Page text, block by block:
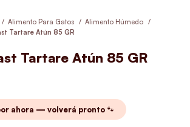
Alimento Para Gatos
Alimento Húmedo
Tartare Atún 85 GR
Tartare Atún 85 GR
ahora — volverá pronto 🐾